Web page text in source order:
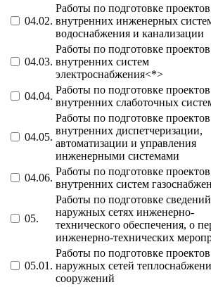
04.02.
Работы по подготовке проектов
внутренних инженерных
водоснабжения и канализации
04.03.
Работы по подготовке проектов
внутренних систем
электроснабжения<*>
04.04.
Работы по подготовке проектов
внутренних слаботочных
04.05.
Работы по подготовке проектов
внутренних диспетчеризации,
автоматизации и управления
инженерными системами
04.06.
Работы по подготовке проектов
внутренних систем
05.
Работы по подготовке
наружных сетях инженерно-
технического обеспечения, о
инженерно-технических
05.01.
Работы по подготовке проектов
наружных сетей
сооружений